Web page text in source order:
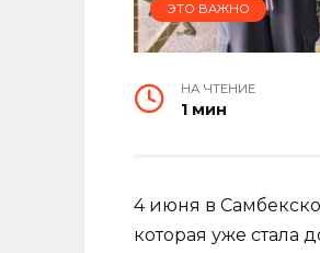
ЭТО ВАЖНО
НА ЧТЕНИЕ
1 мин
4 июня в
которая уже